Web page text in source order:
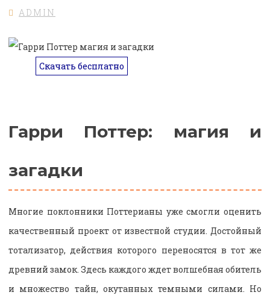
ADMIN
Скачать бесплатно
Гарри Поттер: магия и
загадки
Многие поклонники Поттерианы уже смогли оценить
качественный проект от известной студии. Достойный
тотализатор, действия которого переносятся в тот же
древний замок. Здесь каждого ждет волшебная обитель
и множество тайн, окутанных темными силами. Но